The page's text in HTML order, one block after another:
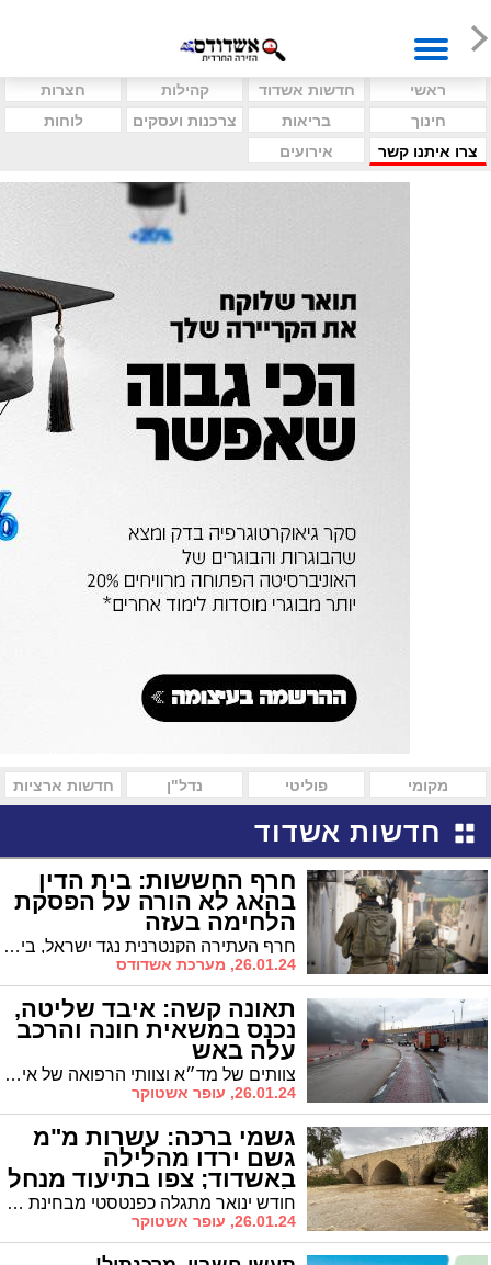
ראשי חדשות אשדוד קהילות
חצרות
חינוך
בריאות צרכנות ועסקים
לוחות
צרו איתנו קשר
אירועים
מקומי פוליטי נדל"ן חדשות ארציות
חדשות אשדוד
חרף החששות: בית הדין
בהאג לא הורה על הפסקת
הלחימה בעזה
חרף העתירה הקנטרנית נגד ישראל, בית הדין הבינלאומי לצדק בהאג לא נתן צו ביניים לעצירת המלחמה. עם זאת בית הדין החליט להחיל תשעה סעדים זמניים בסוגיות הומניטריות.
26.01.24, מערכת אשדודס
תאונה קשה: איבד שליטה,
נכנס במשאית חונה והרכב
עלה באש
צוותים של מד״א וצוותי הרפואה של איחוד הצלה העניקו טיפול רפואי לנהג רכב פרטי שנפגע בתאונת דרכים בדרך לסקוב באשדוד לאחר שפגע במשאית חונה
26.01.24, עופר אשטוקר
גשמי ברכה: עשרות מ"מ
גשם ירדו מהלילה
באשדוד; צפו בתיעוד מנחל
לכיש (וידאו) חודש ינואר מתגלה כפנטסטי מבחינת משקעים באשדוד ומערכת הגשם שהתחדשה הלילה באשדוד כבר המטירה בעיר מעל ל-30 מ"מ גשמי ברכה. הזרימות בנחל לכיש מתחזקות, וצוותי עיריית אשדוד נמצאים בכוננות גבוהה
26.01.24, עופר אשטוקר